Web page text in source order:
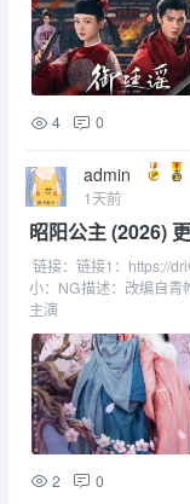
4 0
admin
1天前
昭阳公主 (2026)
链接：链接1：https://
小：NG描述：改编自青
主演
2 0